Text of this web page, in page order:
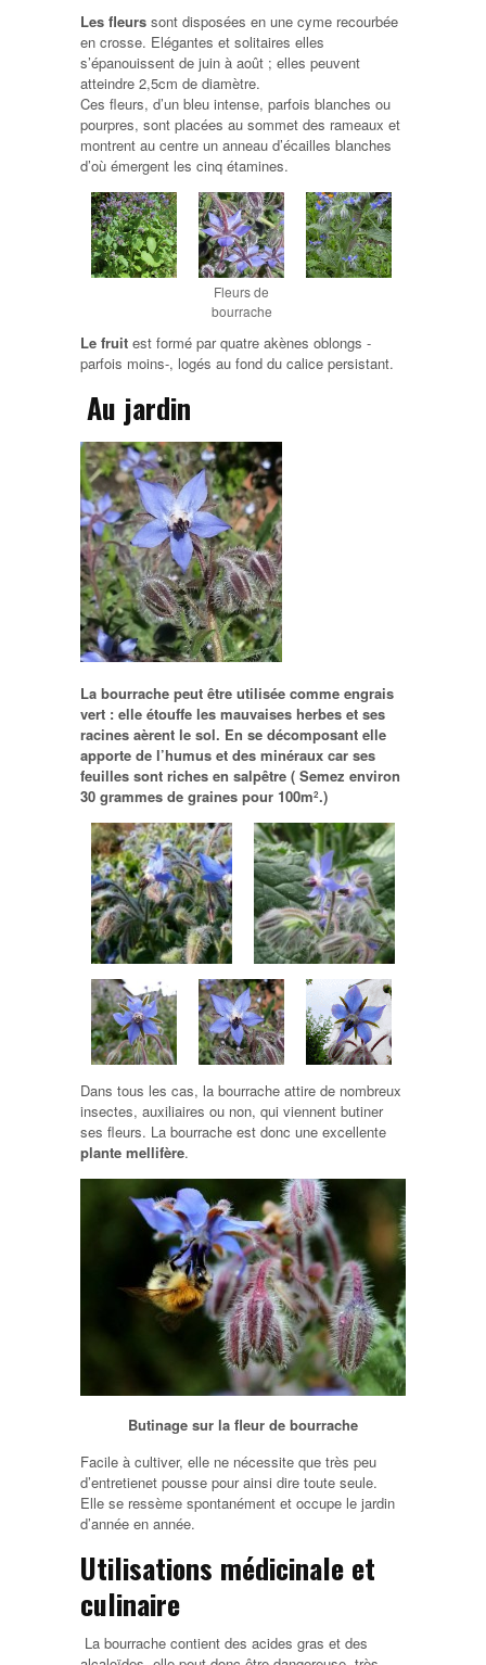
Les fleurs sont disposées en une cyme recourbée
en crosse. Elégantes et solitaires elles
s’épanouissent de juin à août ; elles peuvent
atteindre 2,5cm de diamètre.
Ces fleurs, d’un bleu intense, parfois blanches ou
pourpres, sont placées au sommet des rameaux et
montrent au centre un anneau d’écailles blanches
d’où émergent les cinq étamines.
Fleurs de
bourrache
Le fruit est formé par quatre akènes oblongs -
parfois moins-, logés au fond du calice persistant.
Au jardin
La bourrache peut être utilisée comme engrais
vert : elle étouffe les mauvaises herbes et ses
racines aèrent le sol. En se décomposant elle
apporte de l’humus et des minéraux car ses
feuilles sont riches en salpêtre ( Semez environ
30 grammes de graines pour 100m2.)
Dans tous les cas, la bourrache attire de nombreux
insectes, auxiliaires ou non, qui viennent butiner
ses fleurs. La bourrache est donc une excellente
plante mellifère.
Butinage sur la fleur de bourrache
Facile à cultiver, elle ne nécessite que très peu
d’entretienet pousse pour ainsi dire toute seule.
Elle se ressème spontanément et occupe le jardin
d’année en année.
Utilisations médicinale et
culinaire
La bourrache contient des acides gras et des